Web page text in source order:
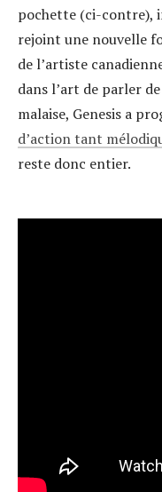
pochette (ci-contre),
rejoint une nouvelle
de l’artiste
dans l’art de parler
malaise, Genesis a
d’action tant
reste donc entier.